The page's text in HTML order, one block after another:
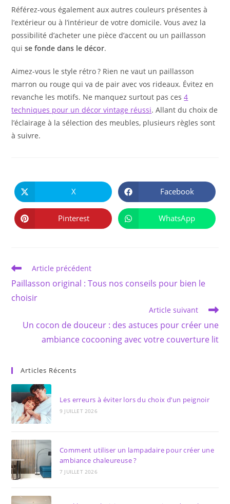
Référez-vous également aux autres couleurs présentes à
l’extérieur ou à l’intérieur de votre domicile. Vous avez la
possibilité d’acheter une pièce d’accent ou un paillasson
quise fonde dans le décor.
Aimez-vous le style rétro ? Rien ne vaut un paillasson
marron ou rouge qui va de pair avec vos rideaux. Évitez en
revanche les motifs. Ne manquez surtout pas ces4
techniques pour un décor vintage réussi. Allant du choix de
l’éclairage à la sélection des meubles, plusieurs règles sont
à suivre.
CE
CONTENU
Ouvrir
dans
une
autre
fenêtre
X Ouvrir
dans
une
autre
fenêtre
Facebook
Ouvrir
dans
Pinterest Ouvrir
dans
WhatsApp
Read
more
articles
Article précédent
Paillasson original : Tous nos conseils pour bien le
choisir
Article suivant
Un cocon de douceur : des astuces pour créer une
ambiance cocooning avec votre couverture lit
Articles Récents
Les erreurs à éviter lors du choix d’un peignoir
9 JUILLET 2026
Comment utiliser un lampadaire pour créer une
ambiance chaleureuse ?
7 JUILLET 2026